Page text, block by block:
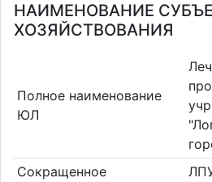
НАИМЕНОВАНИЕ
ХОЗЯЙСТВОВАНИЯ
Полное наименование
ЮЛ
Сокращенное